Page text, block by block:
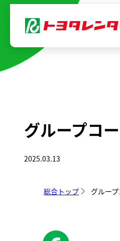
を
キ
グループコ
2025.03.13
総合トップ グルー